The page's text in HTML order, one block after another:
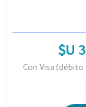
$U
Con Visa